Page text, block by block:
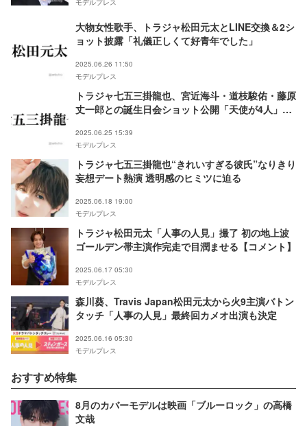
モデルプレス
大物女性歌手、トラジャ松田元太とLINE交換＆2シ
ョット披露「礼儀正しくて好青年でした」
2025.06.26 11:50
モデルプレス
トラジャ七五三掛龍也、宮近海斗・道枝駿佑・藤原
丈一郎との誕生日会ショット公開「天使が4人」
2025.06.25 15:39
モデルプレス
トラジャ七五三掛龍也“きれいすぎる彼氏”なりきり
妄想デート熱演 透明感のヒミツに迫る
2025.06.18 19:00
モデルプレス
トラジャ松田元太「人事の人見」撮了 初の地上波
ゴールデン帯主演作完走で目潤ませる【コメント】
2025.06.17 05:30
モデルプレス
森川葵、Travis Japan松田元太から火9主演バトン
タッチ「人事の人見」最終回カメオ出演も決定
2025.06.16 05:30
モデルプレス
おすすめ特集
8月のカバーモデルは映画「ブルーロック」の高橋
文哉